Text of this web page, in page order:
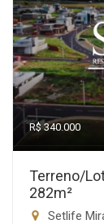
R$ 340.000
Terreno/
282m²
Setlife